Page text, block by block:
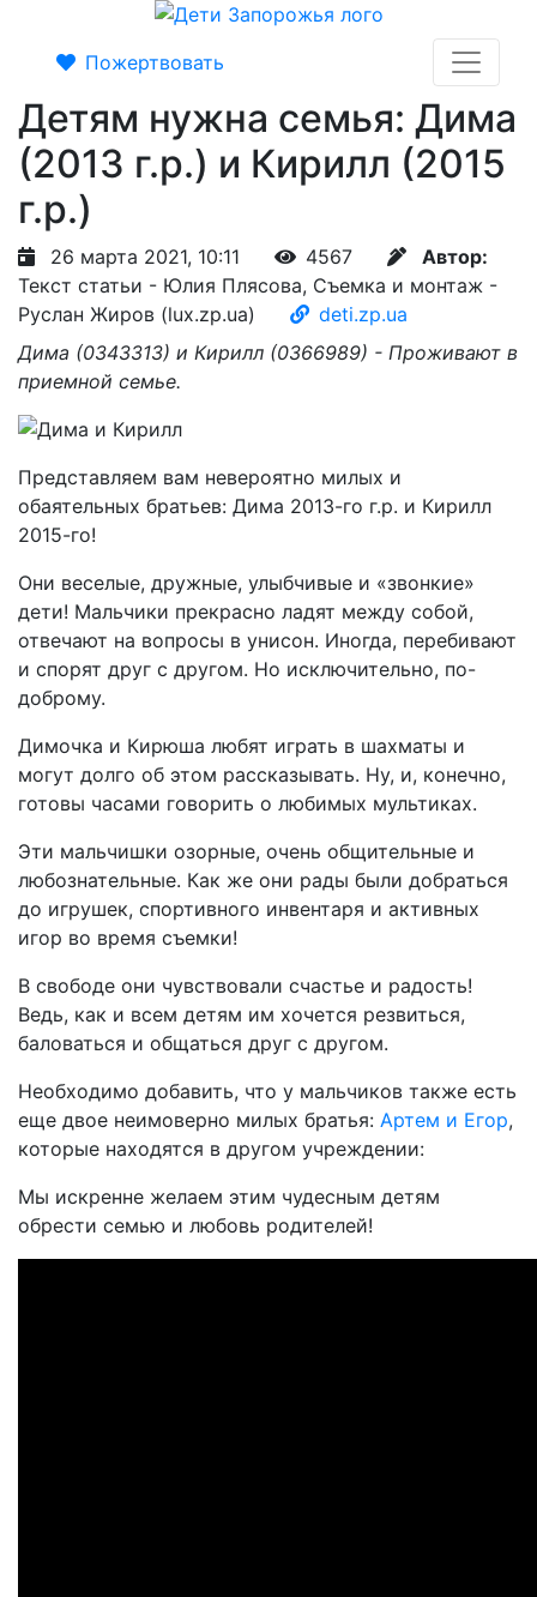
Пожертвовать
Детям нужна семья: Дима
(2013 г.р.) и Кирилл (2015
г.р.)
26 марта 2021, 10:11 4567
Автор:
Текст статьи - Юлия Плясова, Съемка и монтаж -
Руслан Жиров (lux.zp.ua)
deti.zp.ua
Дима (0343313) и Кирилл (0366989) - Проживают в
приемной семье.
Представляем вам невероятно милых и
обаятельных братьев: Дима 2013-го г.р. и Кирилл
2015-го!
Они веселые, дружные, улыбчивые и «звонкие»
дети! Мальчики прекрасно ладят между собой,
отвечают на вопросы в унисон. Иногда, перебивают
и спорят друг с другом. Но исключительно, по-
доброму.
Димочка и Кирюша любят играть в шахматы и
могут долго об этом рассказывать. Ну, и, конечно,
готовы часами говорить о любимых мультиках.
Эти мальчишки озорные, очень общительные и
любознательные. Как же они рады были добраться
до игрушек, спортивного инвентаря и активных
игор во время съемки!
В свободе они чувствовали счастье и радость!
Ведь, как и всем детям им хочется резвиться,
баловаться и общаться друг с другом.
Необходимо добавить, что у мальчиков также есть
еще двое неимоверно милых братья: Артем и Егор,
которые находятся в другом учреждении:
Мы искренне желаем этим чудесным детям
обрести семью и любовь родителей!